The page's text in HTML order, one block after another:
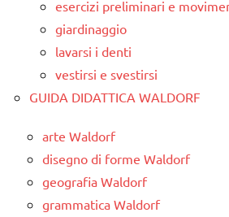
esercizi preliminari e
giardinaggio
lavarsi i denti
vestirsi e svestirsi
GUIDA DIDATTICA WALDORF
arte Waldorf
disegno di forme Waldorf
geografia Waldorf
grammatica Waldorf